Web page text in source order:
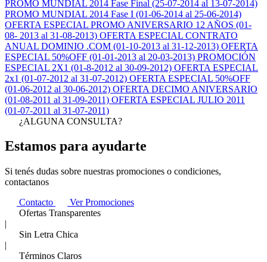
PROMO MUNDIAL 2014 Fase Final (25-07-2014 al 13-07-2014)
PROMO MUNDIAL 2014 Fase I (01-06-2014 al 25-06-2014)
OFERTA ESPECIAL PROMO ANIVERSARIO 12 AÑOS (01-
08- 2013 al 31-08-2013) OFERTA ESPECIAL CONTRATO
ANUAL DOMINIO .COM (01-10-2013 al 31-12-2013) OFERTA
ESPECIAL 50%OFF (01-01-2013 al 20-03-2013) PROMOCIÓN
ESPECIAL 2X1 (01-8-2012 al 30-09-2012) OFERTA ESPECIAL
2x1 (01-07-2012 al 31-07-2012) OFERTA ESPECIAL 50%OFF
(01-06-2012 al 30-06-2012) OFERTA DECIMO ANIVERSARIO
(01-08-2011 al 31-09-2011) OFERTA ESPECIAL JULIO 2011
(01-07-2011 al 31-07-2011)
¿ALGUNA CONSULTA?
Estamos para ayudarte
Si tenés dudas sobre nuestras promociones o condiciones,
contactanos
Contacto
Ver Promociones
Ofertas Transparentes
|
Sin Letra Chica
|
Términos Claros